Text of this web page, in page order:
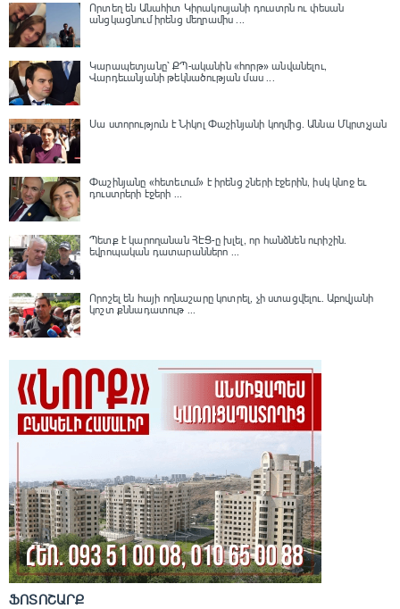
Որտեղ են Անահիտ Կիրակոսյանի դուստրն ու փեսան
անցկացնում իրենց մեղրամիս ...
Կարապետյանը՝ ՔՊ-ականին «հորթ» անվանելու,
Վարդեւանյանի թեկնածության մաս ...
Սա ստորություն է Նիկոլ Փաշինյանի կողմից․ Աննա Մկրտչյան
Փաշինյանը «հետեւում» է իրենց շների էջերին, իսկ կնոջ եւ
դուստրերի էջերի ...
Պետք է կարողանան ՀԷՑ-ը խլել, որ հանձնեն ուրիշին.
եվրոպական դատարաններո ...
Որոշել են հայի ողնաշարը կոտրել, չի ստացվելու․ Աբովյանի
կոշտ քննադատութ ...
ՖՈՏՈՇԱՐՔ